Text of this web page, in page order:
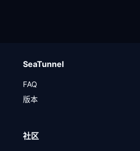
SeaTunnel
FAQ
版本
社区